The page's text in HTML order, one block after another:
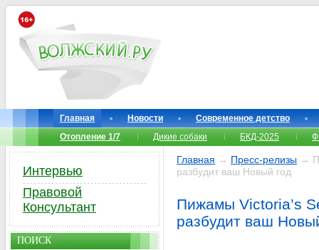
Главная Новости
Современное детство
Отопление 1/7
Дикие собаки БКД-2025
Главная → Пресс-релизы →
разбудит ваш Новый год
Пижамы Victoria’s
разбудит ваш
Интервью
Правовой
Консультант
ПОИСК